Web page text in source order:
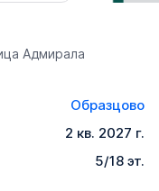
Адмирала
Образцово
2 кв. 2027 г.
5/18 эт.